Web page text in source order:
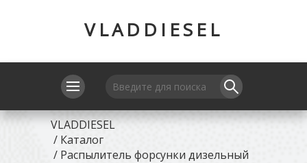
VLADDIESEL
VLADDIESEL
/ Каталог
/ Распылитель форсунки дизельный